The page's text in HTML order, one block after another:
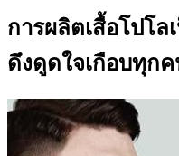
การผลิตเสื้อโปโ
ดึงดูดใจเกือบทุก